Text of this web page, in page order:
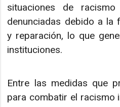
situaciones de
denunciadas debido a la
y reparación, lo que
instituciones.
Entre las medidas que
para combatir el racismo